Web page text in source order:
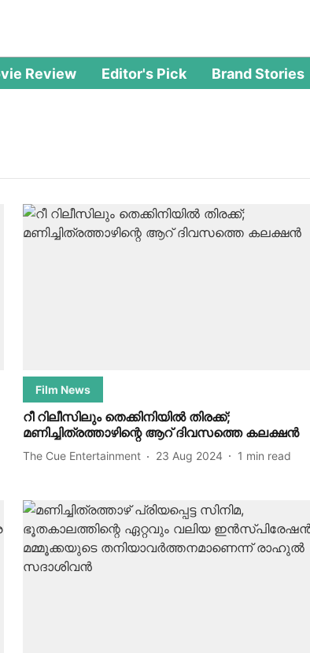
Review Editor's Pick Brand Stories
Film News
റീ റിലീസിലും തെക്കിനിയില്‍ തിരക്ക്;
മണിച്ചിത്രത്താഴിന്റെ ആറ് ദിവസത്തെ കലക്ഷന്‍
The Cue Entertainment 23 Aug 2024 1 min read